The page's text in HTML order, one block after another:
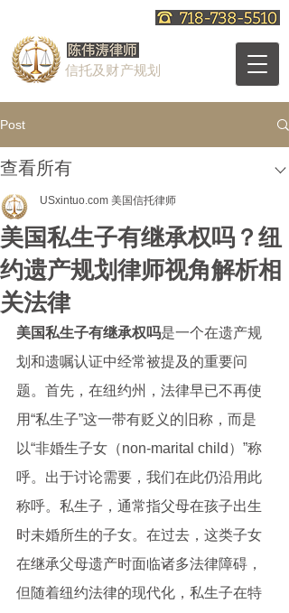
信托及财产规划
Post
查看所有
美国私生子有继承权吗？纽
约遗产规划律师视角解析相
关法律
USxintuo.com 美国信托律师
美国私生子有继承权吗是一个在遗产规
划和遗嘱认证中经常被提及的重要问
题。首先，在纽约州，法律早已不再使
用“私生子”这一带有贬义的旧称，而是
以“非婚生子女（non-marital child）”称
呼。出于讨论需要，我们在此仍沿用此
称呼。私生子，通常指父母在孩子出生
时未婚所生的子女。在过去，这类子女
在继承父母遗产时面临诸多法律障碍，
但随着纽约法律的现代化，私生子在特